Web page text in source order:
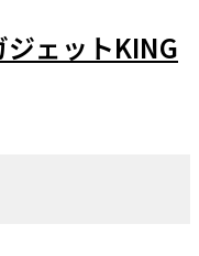
ジェットKING